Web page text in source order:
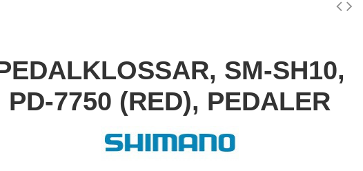
SM-SH10,
PD-7750 (RED), PEDALER